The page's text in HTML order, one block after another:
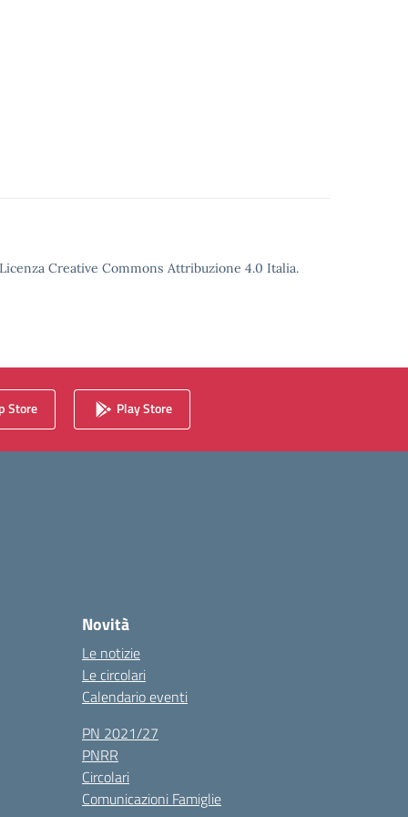
Creative Commons Attribuzione 4.0 Italia.
Store Play Store
Novità
Le notizie
Le circolari
Calendario eventi
PN 2021/27
PNRR
Circolari
Comunicazioni Famiglie